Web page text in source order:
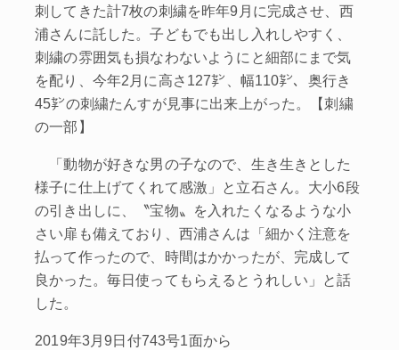
刺してきた計7枚の刺繍を昨年9月に完成させ、西
浦さんに託した。子どもでも出し入れしやすく、
刺繍の雰囲気も損なわないようにと細部にまで気
を配り、今年2月に高さ127㌢、幅110㌢、奥行き
45㌢の刺繍たんすが見事に出来上がった。【刺繍
の一部】
「動物が好きな男の子なので、生き生きとした
様子に仕上げてくれて感激」と立石さん。大小6段
の引き出しに、〝宝物〟を入れたくなるような小
さい扉も備えており、西浦さんは「細かく注意を
払って作ったので、時間はかかったが、完成して
良かった。毎日使ってもらえるとうれしい」と話
した。
2019年3月9日付743号1面から